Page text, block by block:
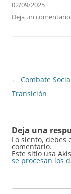
02/09/2025
Deja un comentario
Navegación
de
← Combate
Transición
Deja una
Lo siento, debes
comentario.
Este sitio usa
se procesan los